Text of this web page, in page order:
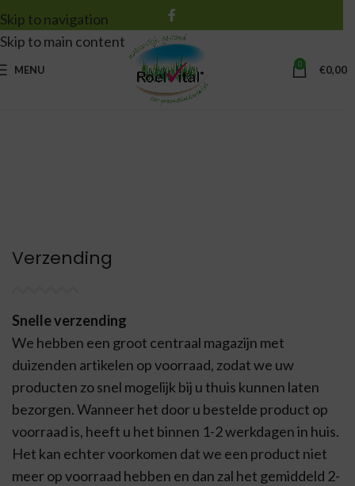
Skip to navigation
Skip to main content
MENU 0 €0,00
Verzending
Snelle verzending
We hebben een groot centraal magazijn met
duizenden artikelen op voorraad, zodat we uw
producten zo snel mogelijk bij u thuis kunnen laten
bezorgen. Wanneer het door u bestelde product op
voorraad is, heeft u het binnen 1-2 werkdagen in huis.
Het kan echter voorkomen dat we een product niet
meer op voorraad hebben en dan zal het gemiddeld 2-